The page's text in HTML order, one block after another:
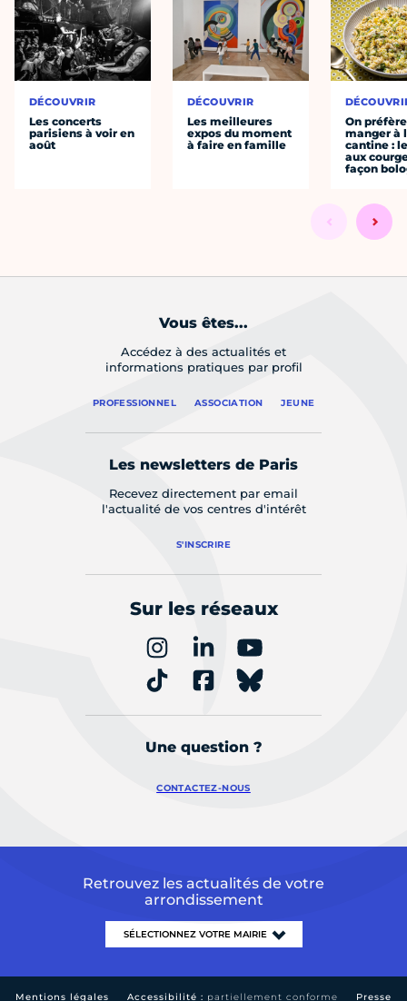
DÉCOUVRIR
Les concerts
parisiens à voir en
août
DÉCOUVRIR
Les meilleures
expos du moment
à faire en famille
On préfère
manger à
cantine :
aux
façon
Vous êtes...
Accédez à des actualités et
informations pratiques par profil
PROFESSIONNEL ASSOCIATION JEUNE
Les newsletters de Paris
Recevez directement par email
l'actualité de vos centres d'intérêt
S'INSCRIRE
Sur les réseaux
Une question ?
CONTACTEZ-NOUS
Retrouvez les actualités de votre
arrondissement
Mentions légales Accessibilité : partiellement conforme Presse